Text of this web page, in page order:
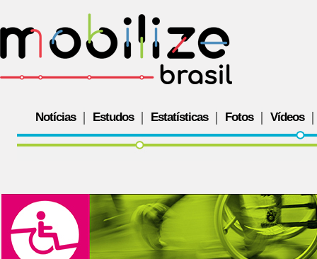
Notícias Estudos Estatísticas Fotos Vídeos